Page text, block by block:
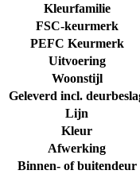
Kleurfamilie
FSC-keurmerk
PEFC Keurmerk
Uitvoering
Woonstijl
Geleverd incl.
Lijn
Kleur
Afwerking
Binnen- of buitendeur